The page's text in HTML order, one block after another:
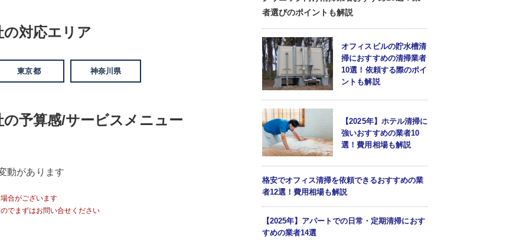
対応エリア
東京都 神奈川県
予算感/サービスメニュー
動があります
合がございます
でまずはお問い合せください
者選びのポイントも解説
オフィスビルの貯水槽清
掃におすすめの清掃業者
10選！依頼する際のポイ
ントも解説
【2025年】ホテル清掃に
強いおすすめの業者10
選！費用相場も解説
格安でオフィス清掃を依頼できるおすすめの業
者12選！費用相場も解説
【2025年】アパートでの日常・定期清掃におす
すめの業者14選